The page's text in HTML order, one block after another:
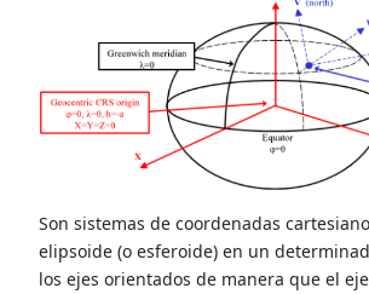
Son sistemas de coordenadas
elipsoide (o esferoide) en un
los ejes orientados de manera que el